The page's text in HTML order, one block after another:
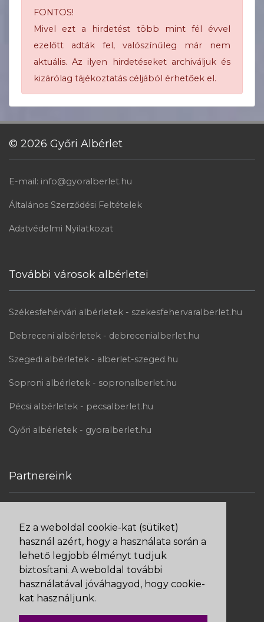
Ez a weboldal cookie-kat (sütiket)
használ azért, hogy a használata során a
lehető legjobb élményt tudjuk
biztosítani. A weboldal további
használatával jóváhagyod, hogy cookie-
kat használjunk.
FONTOS!
Mivel ezt a hirdetést több mint fél évvel
ezelőtt adták fel, valószínűleg már nem
aktuális. Az ilyen hirdetéseket archiváljuk és
kizárólag tájékoztatás céljából érhetőek el.
© 2026 Győri Albérlet
E-mail: info@gyoralberlet.hu
Általános Szerződési Feltételek
Adatvédelmi Nyilatkozat
További városok albérletei
Székesfehérvári albérletek - szekesfehervaralberlet.hu
Debreceni albérletek - debrecenialberlet.hu
Szegedi albérletek - alberlet-szeged.hu
Soproni albérletek - sopronalberlet.hu
Pécsi albérletek - pecsalberlet.hu
Győri albérletek - gyoralberlet.hu
Partnereink
Bankkártyás fizetés Barionnal